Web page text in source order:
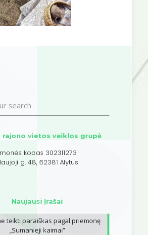
rajono vietos veiklos grupė
kodas 302311273
g. 48, 62381 Alytus
Naujausi įrašai
teikti paraiškas pagal priemonę
„Sumanieji kaimai”